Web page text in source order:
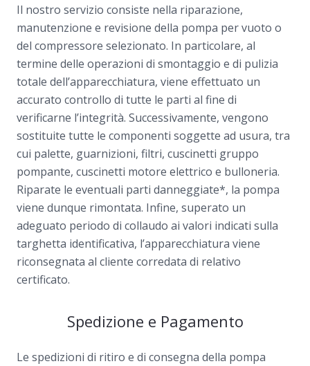
Il nostro servizio consiste nella riparazione,
manutenzione e revisione della pompa per vuoto o
del compressore selezionato. In particolare, al
termine delle operazioni di smontaggio e di pulizia
totale dell’apparecchiatura, viene effettuato un
accurato controllo di tutte le parti al fine di
verificarne l’integrità. Successivamente, vengono
sostituite tutte le componenti soggette ad usura, tra
cui palette, guarnizioni, filtri, cuscinetti gruppo
pompante, cuscinetti motore elettrico e bulloneria.
Riparate le eventuali parti danneggiate*, la pompa
viene dunque rimontata. Infine, superato un
adeguato periodo di collaudo ai valori indicati sulla
targhetta identificativa, l’apparecchiatura viene
riconsegnata al cliente corredata di relativo
certificato.
Spedizione e Pagamento
Le spedizioni di ritiro e di consegna della pompa